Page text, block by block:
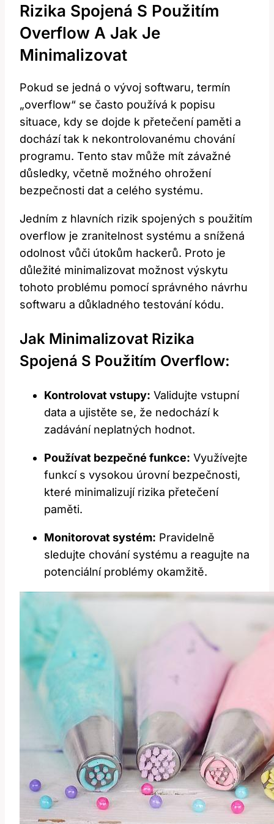
Rizika Spojená S Použitím
Overflow A Jak Je
Minimalizovat
Pokud se jedná o vývoj softwaru, termín
„overflow“ se často používá k popisu
situace, kdy se dojde k přetečení paměti a
dochází tak k nekontrolovanému chování
programu. Tento stav může mít závažné
důsledky, včetně možného ohrožení
bezpečnosti dat a celého systému.
Jedním z hlavních rizik spojených s použitím
overflow je zranitelnost systému a snížená
odolnost vůči útokům hackerů. Proto je
důležité minimalizovat možnost výskytu
tohoto problému pomocí správného návrhu
softwaru a důkladného testování kódu.
Jak Minimalizovat Rizika
Spojená S Použitím Overflow:
Kontrolovat vstupy: Validujte vstupní
data a ujistěte se, že nedochází k
zadávání neplatných hodnot.
Používat bezpečné funkce: Využívejte
funkcí s vysokou úrovní bezpečnosti,
které minimalizují rizika přetečení
paměti.
Monitorovat systém: Pravidelně
sledujte chování systému a reagujte na
potenciální problémy okamžitě.